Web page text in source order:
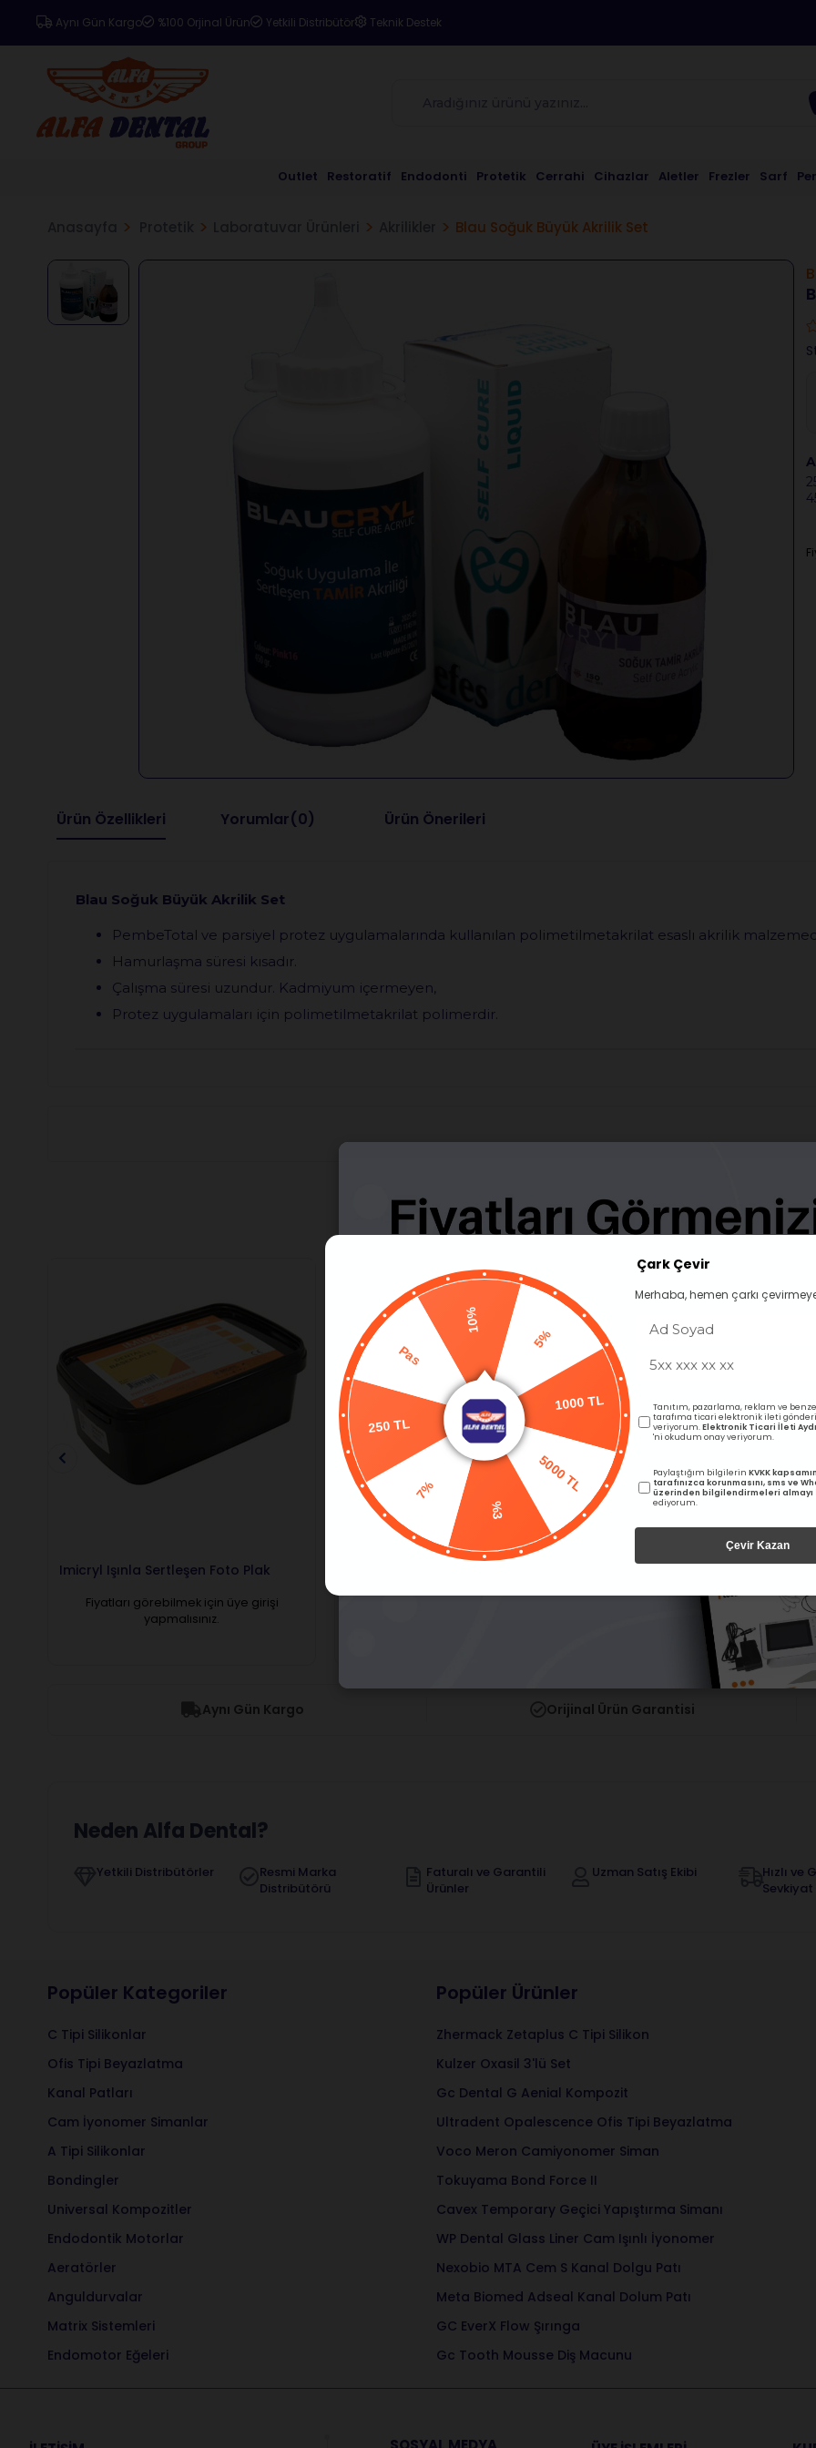
Aynı Gün Kargo %100 Orjinal Ürün Yetkili Distribütör Teknik Destek
Outlet Restoratif Endodonti Protetik Cerrahi Cihazlar Aletler Frezler Sarf
Blau Soğuk Büyük Akrilik Set
Ürün Özellikleri Yorumlar(0) Ürün Önerileri
Blau Soğuk Büyük Akrilik Set
PembeTotal ve parsiyel protez uygulamalarında kullanılan polimetilmetakrilat esaslı akrilik
Hamurlaşma süresi kısadır.
Çalışma süresi uzundur. Kadmiyum içermeyen,
Protez uygulamaları için polimetilmetakrilat polimerdir.
BENZER ÜRÜNLER
Imicryl Işınla Sertleşen Foto Plak
Fiyatları görebilmek için üye girişi
yapmalısınız.
İmicryl Sıcak Akrilik Takım
Fiyatları görebilmek için
yapmalısınız.
Aynı Gün Kargo Orijinal Ürün Garantisi
Neden Alfa Dental?
Yetkili Distribütörler
Resmi Marka
Distribütörü
Faturalı ve Garantili
Ürünler
Uzman Satış Ekibi
Hızlı ve
Sevkiyat
Popüler Kategoriler
C Tipi Silikonlar
Ofis Tipi Beyazlatma
Kanal Patları
Cam İyonomer Simanlar
A Tipi Silikonlar
Bondingler
Universal Kompozitler
Endodontik Motorlar
Aeratörler
Anguldurvalar
Matrix Sistemleri
Endomotor Eğeleri
Popüler Ürünler
Zhermack Zetaplus C Tipi Silikon
Kulzer Oxasil 3'lü Set
Gc Dental G Aenial Kompozit
Ultradent Opalescence Ofis Tipi Beyazlatma
Voco Meron Camiyonomer Siman
Tokuyama Bond Force II
Cavex Temporary Geçici Yapıştırma Simanı
WP Dental Glass Liner Cam Işınlı İyonomer
Nexobio MTA Cem S Kanal Dolgu Patı
Meta Biomed Adseal Kanal Dolum Patı
GC EverX Flow Şırınga
Gc Tooth Mousse Diş Macunu
10%
5%
1000 TL
5000 TL
%3
7%
Pas
Çark Çevir
Merhaba, hemen çarkı
Tanıtım, pazarlama, reklam ve
tarafıma ticari elektronik ileti
veriyorum.Elektronik Ticari İleti
'ni okudum onay veriyorum.
Paylaştığım bilgilerin KVKK
tarafınızca korunmasını, sms ve
üzerinden bilgilendirmeleri almayı
ediyorum.
Çevir Kazan